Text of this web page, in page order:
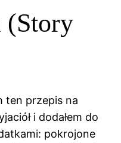
(Story
ten przepis na
i dodałem do
pokrojone